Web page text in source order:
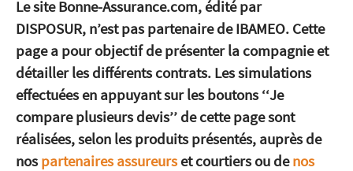
Le site Bonne-Assurance.com, édité par
DISPOSUR, n’est pas partenaire de IBAMEO. Cette
page a pour objectif de présenter la compagnie et
détailler les différents contrats. Les simulations
effectuées en appuyant sur les boutons ‘‘Je
compare plusieurs devis’’ de cette page sont
réalisées, selon les produits présentés, auprès de
nos partenaires assureurs et courtiers ou de nos